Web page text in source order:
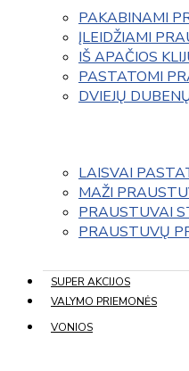
PAKABINAMI
ĮLEIDŽIAMI
IŠ APAČIOS
PASTATOMI
DVIEJŲ
LAISVAI
MAŽI
PRAUSTUVAI
PRAUSTUVŲ
SUPER AKCIJOS
VALYMO PRIEMONĖS
VONIOS